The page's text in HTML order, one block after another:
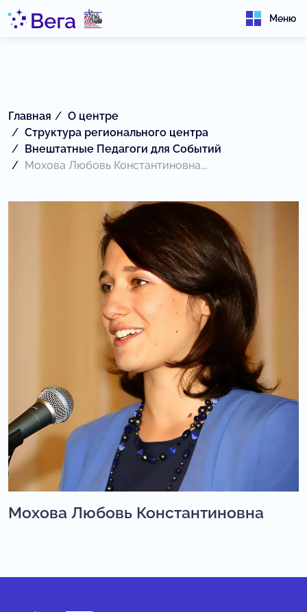
Меню
Главная
О центре
Структура регионального центра
Внештатные Педагоги для Событий
Мохова Любовь Константиновна...
Мохова Любовь Константиновна